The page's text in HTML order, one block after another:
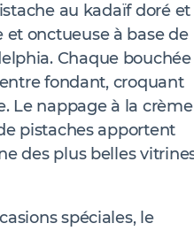
au kadaïf doré et
et onctueuse à base de
Chaque bouchée
fondant, croquant
Le nappage à la crème
pistaches apportent
des plus belles
spéciales, le